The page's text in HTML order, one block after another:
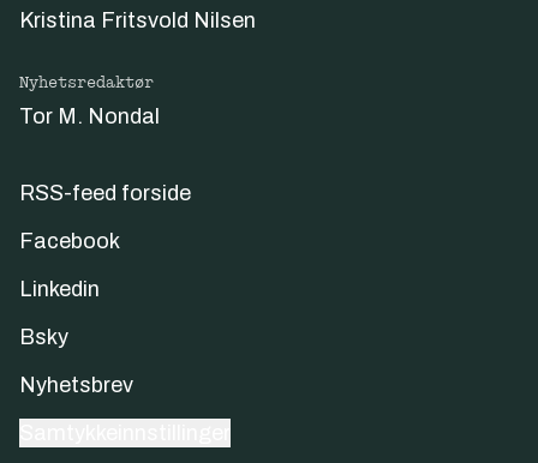
Kristina Fritsvold Nilsen
Nyhetsredaktør
Tor M. Nondal
RSS-feed forside
Facebook
Linkedin
Bsky
Nyhetsbrev